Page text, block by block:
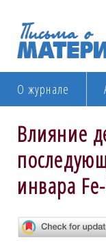
О журнале
Влияние
инвара